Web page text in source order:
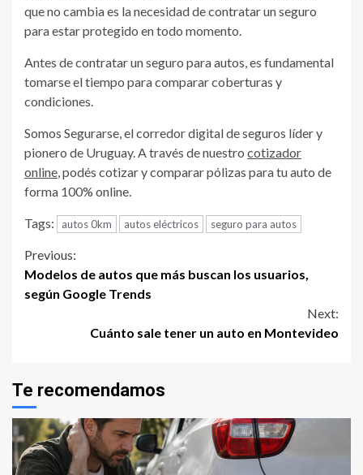
que no cambia es la necesidad de contratar un seguro
para estar protegido en todo momento.
Antes de contratar un seguro para autos, es fundamental
tomarse el tiempo para comparar coberturas y
condiciones.
Somos Segurarse, el corredor digital de seguros líder y
pionero de Uruguay. A través de nuestro cotizador
online, podés cotizar y comparar pólizas para tu auto de
forma 100% online.
Tags: autos 0km autos eléctricos seguro para autos
Continue
Reading
Previous:
Modelos de autos que más buscan los usuarios,
según Google Trends
Next:
Cuánto sale tener un auto en Montevideo
Te recomendamos